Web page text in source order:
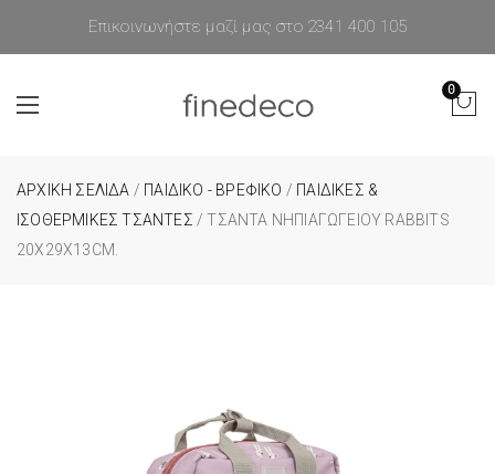
Επικοινωνήστε μαζί μας στο 2341 400 105
0
ΑΡΧΙΚΉ ΣΕΛΊΔΑ / ΠΑΙΔΙΚΟ - ΒΡΕΦΙΚΟ / ΠΑΙΔΙΚΕΣ &
ΙΣΟΘΕΡΜΙΚΕΣ ΤΣΑΝΤΕΣ / ΤΣΆΝΤΑ ΝΗΠΙΑΓΩΓΕΊΟΥ RABBITS
20X29X13CM.